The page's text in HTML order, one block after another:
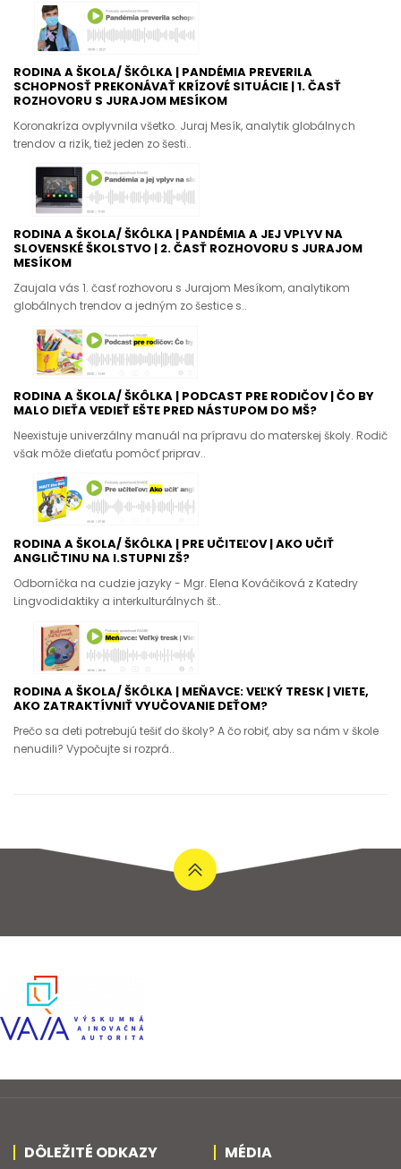
RODINA A ŠKOLA/ ŠKÔLKA | PANDÉMIA PREVERILA
SCHOPNOSŤ PREKONÁVAŤ KRÍZOVÉ SITUÁCIE | 1. ČASŤ
ROZHOVORU S JURAJOM MESÍKOM
Koronakríza ovplyvnila všetko. Juraj Mesík, analytik globálnych
trendov a rizík, tiež jeden zo šesti..
RODINA A ŠKOLA/ ŠKÔLKA | PANDÉMIA A JEJ VPLYV NA
SLOVENSKÉ ŠKOLSTVO | 2. ČASŤ ROZHOVORU S JURAJOM
MESÍKOM
Zaujala vás 1. časť rozhovoru s Jurajom Mesíkom, analytikom
globálnych trendov a jedným zo šestice s..
RODINA A ŠKOLA/ ŠKÔLKA | PODCAST PRE RODIČOV | ČO BY
MALO DIEŤA VEDIEŤ EŠTE PRED NÁSTUPOM DO MŠ?
Neexistuje univerzálny manuál na prípravu do materskej školy. Rodič
však môže dieťaťu pomôcť priprav..
RODINA A ŠKOLA/ ŠKÔLKA | PRE UČITEĽOV | AKO UČIŤ
ANGLIČTINU NA I.STUPNI ZŠ?
Odborníčka na cudzie jazyky - Mgr. Elena Kováčiková z Katedry
Lingvodidaktiky a interkulturálnych št..
RODINA A ŠKOLA/ ŠKÔLKA | MEŇAVCE: VEĽKÝ TRESK | VIETE,
AKO ZATRAKTÍVNIŤ VYUČOVANIE DEŤOM?
Prečo sa deti potrebujú tešiť do školy? A čo robiť, aby sa nám v škole
nenudili? Vypočujte si rozprá..
DÔLEŽITÉ ODKAZY MÉDIA